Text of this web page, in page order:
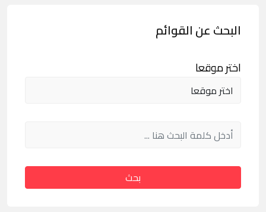
البحث عن القوائم
اختر موقعا
بحث